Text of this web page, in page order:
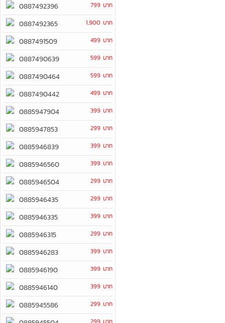
0887492396 799 บาท
0887492365 1,900 บาท
0887491509 499 บาท
0887490639 599 บาท
0887490464 599 บาท
0887490442 499 บาท
0885947904 399 บาท
0885947853 299 บาท
0885946839 399 บาท
0885946560 399 บาท
0885946504 299 บาท
0885946435 299 บาท
0885946335 399 บาท
0885946315 299 บาท
0885946283 399 บาท
0885946190 399 บาท
0885946140 399 บาท
0885945586 299 บาท